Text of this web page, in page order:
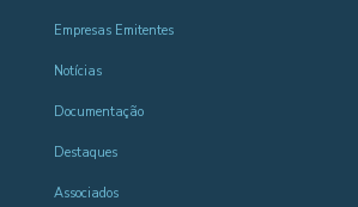
Empresas Emitentes
Notícias
Documentação
Destaques
Associados